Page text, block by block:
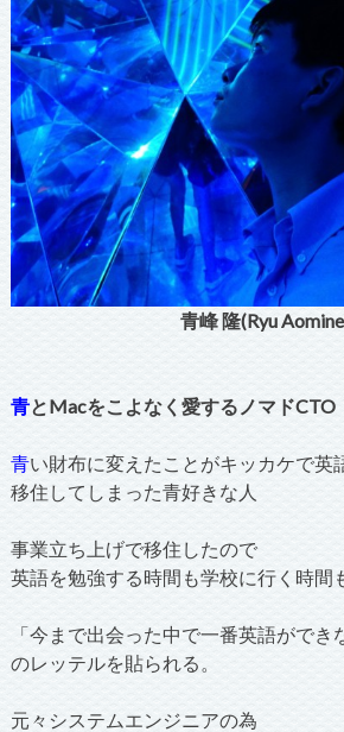
青峰 隆(Ryu
青とMacをこよなく愛するノマドCTO
青い財布に変えたことがキッカケで英
移住してしまった青好きな人
事業立ち上げで移住したので
英語を勉強する時間も学校に行く時間
「今まで出会った中で一番英語ができ
のレッテルを貼られる。
元々システムエンジニアの為